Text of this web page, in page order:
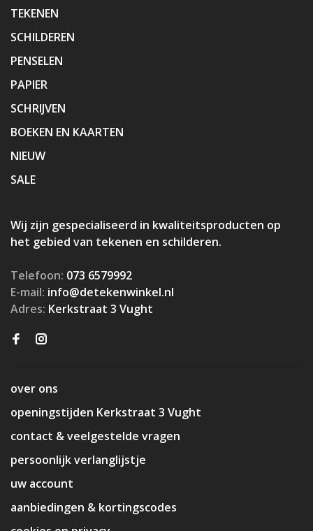
TEKENEN
SCHILDEREN
PENSELEN
PAPIER
SCHRIJVEN
BOEKEN EN KAARTEN
NIEUW
SALE
Wij zijn gespecialiseerd in kwaliteitsproducten op
het gebied van tekenen en schilderen.
Telefoon: 073 6579992
E-mail: info@detekenwinkel.nl
Adres: Kerkstraat 3 Vught
over ons
openingstijden Kerkstraat 3 Vught
contact & veelgestelde vragen
persoonlijk verlanglijstje
uw account
aanbiedingen & kortingscodes